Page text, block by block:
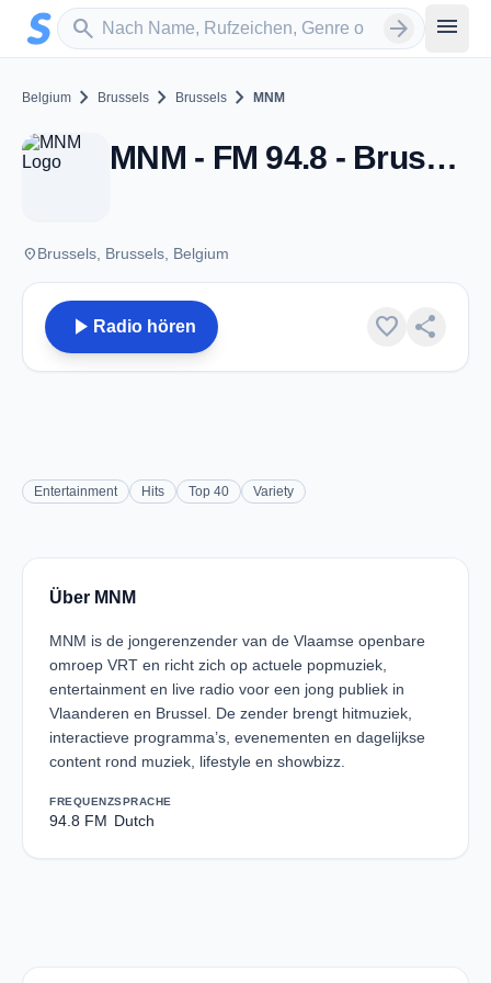
Zum Hauptinhalt springen
search
Sender suchen arrow_forward menu
Belgium chevron_right Brussels chevron_right Brussels chevron_right MNM
MNM - FM 94.8 - Brussels
placeBrussels, Brussels, Belgium
play_arrow Radio hören favorite share
Entertainment Hits Top 40 Variety
Über MNM
MNM is de jongerenzender van de Vlaamse openbare
omroep VRT en richt zich op actuele popmuziek,
entertainment en live radio voor een jong publiek in
Vlaanderen en Brussel. De zender brengt hitmuziek,
interactieve programma’s, evenementen en dagelijkse
content rond muziek, lifestyle en showbizz.
FREQUENZ
94.8 FM
SPRACHE
Dutch